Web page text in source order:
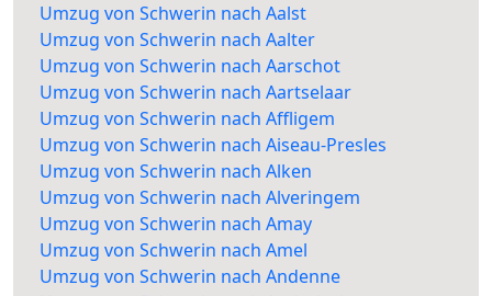
Umzug von Schwerin nach Aalst
Umzug von Schwerin nach Aalter
Umzug von Schwerin nach Aarschot
Umzug von Schwerin nach Aartselaar
Umzug von Schwerin nach Affligem
Umzug von Schwerin nach Aiseau-Presles
Umzug von Schwerin nach Alken
Umzug von Schwerin nach Alveringem
Umzug von Schwerin nach Amay
Umzug von Schwerin nach Amel
Umzug von Schwerin nach Andenne